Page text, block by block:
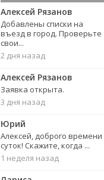
Алексей Рязанов
Добавлены списки на
въезд в город. Проверьте
свои...
2 дня назад
Алексей Рязанов
Заявка открыта.
3 дня назад
Юрий
Алексей, доброго времени
суток! Скажите, когда ...
1 неделя назад